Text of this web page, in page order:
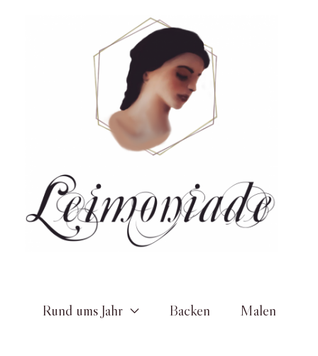
Rund ums Jahr Backen Malen